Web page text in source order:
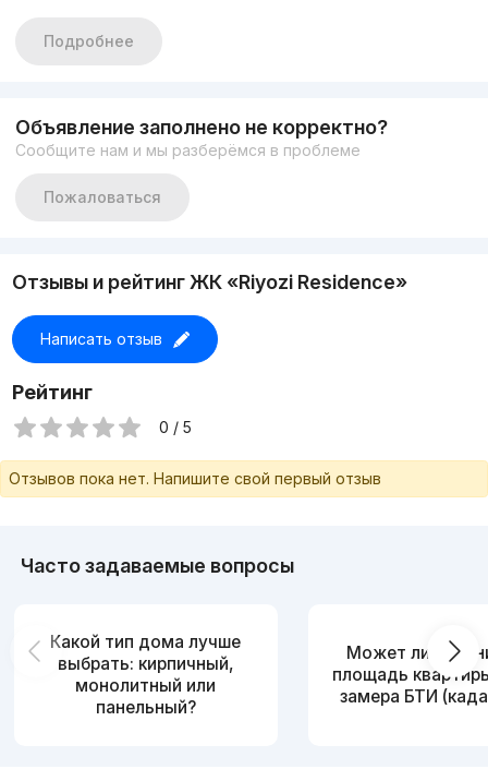
Цена: 65.000$ окончательно
+998996069667
Подробнее
Объявление заполнено не корректно?
Сообщите нам и мы разберёмся в проблеме
Пожаловаться
Отзывы и рейтинг ЖК «Riyozi Residence»
Написать отзыв
Рейтинг
0 / 5
Отзывов пока нет. Напишите свой первый отзыв
Часто задаваемые вопросы
Какой тип дома лучше
выбрать: кирпичный,
монолитный или
панельный?
Может ли
площадь
замера БТИ